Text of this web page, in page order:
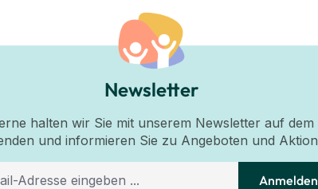
Newsletter
halten wir Sie mit unserem Newsletter auf dem
und informieren Sie zu Angeboten und
Anmelden